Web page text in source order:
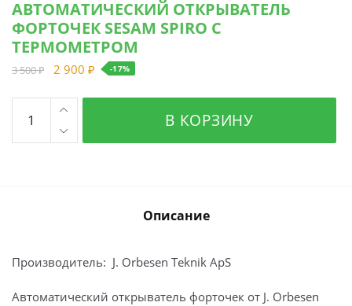
АВТОМАТИЧЕСКИЙ ОТКРЫВАТЕЛЬ
ФОРТОЧЕК SESAM SPIRO С
ТЕРМОМЕТРОМ
3 500₽ 2 900 ₽ -17%
Количество
товара
Автоматический
термометром
В КОРЗИНУ
Описание
Производитель: J. Orbesen Teknik ApS
Автоматический открыватель форточек от J. Orbesen